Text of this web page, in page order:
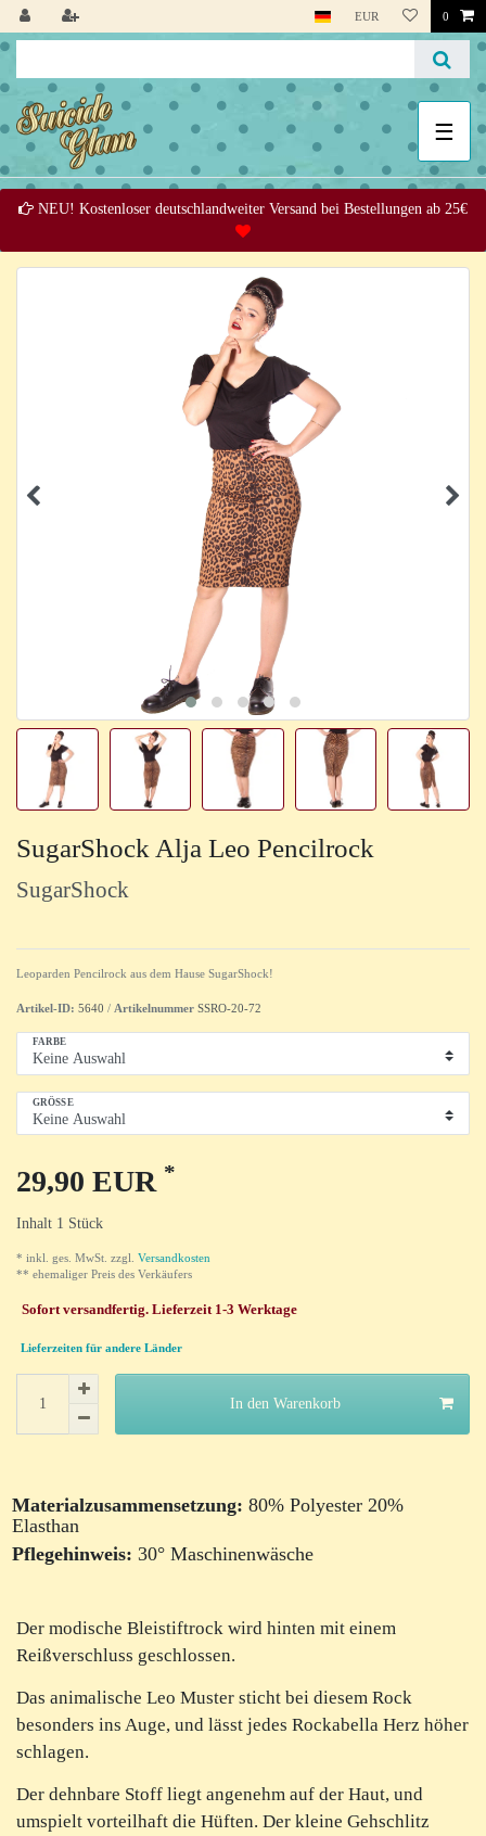
EUR 0
☰
NEU! Kostenloser deutschlandweiter Versand bei Bestellungen ab 25€
SugarShock Alja Leo Pencilrock
SugarShock
Leoparden Pencilrock aus dem Hause SugarShock!
Artikel-ID: 5640 / Artikelnummer SSRO-20-72
FARBE
GRÖSSE
29,90 EUR *
Inhalt 1 Stück
* inkl. ges. MwSt. zzgl.
Versandkosten
** ehemaliger Preis des Verkäufers
Sofort versandfertig. Lieferzeit 1-3 Werktage
Lieferzeiten für andere Länder
In den Warenkorb
Materialzusammensetzung: 80% Polyester 20%
Elasthan
Pflegehinweis: 30° Maschinenwäsche
Der modische Bleistiftrock wird hinten mit einem
Reißverschluss geschlossen.
Das animalische Leo Muster sticht bei diesem Rock
besonders ins Auge, und lässt jedes Rockabella Herz höher
schlagen.
Der dehnbare Stoff liegt angenehm auf der Haut, und
umspielt vorteilhaft die Hüften. Der kleine Gehschlitz